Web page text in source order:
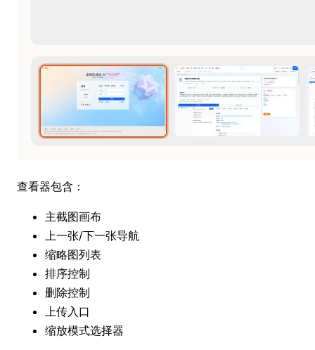
查看器包含：
主截图画布
上一张/下一张导航
缩略图列表
排序控制
删除控制
上传入口
缩放模式选择器